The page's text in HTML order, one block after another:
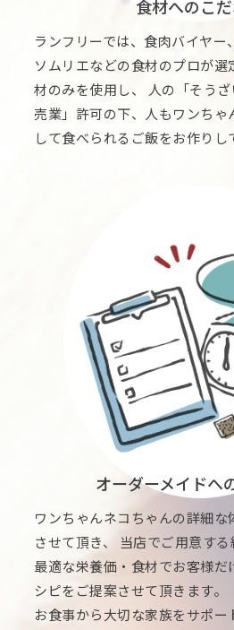
食材へのこ
ランフリーでは、食肉バイヤ
ソムリエなどの食材のプロが
材のみを使用し、 人の「そう
売業」許可の下、人もワンちゃ
して食べられるご飯をお作りし
オーダーメイドへ
ワンちゃんネコちゃんの詳細な
させて頂き、 当店でご用意す
最適な栄養価・食材でお客様だ
シピをご提案させて頂きます。
お食事から大切な家族をサポー